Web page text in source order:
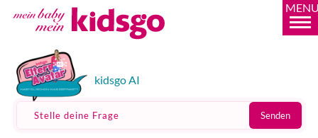
kidsgo AI
Stelle deine Frage Senden